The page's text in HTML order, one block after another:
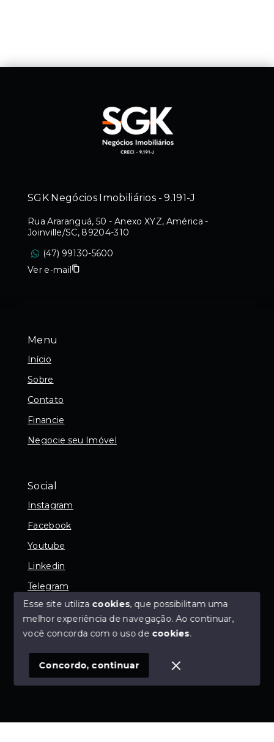
Menu
Início
Sobre
Contato
Financie
Negocie seu Imóvel
Social
Instagram
Facebook
Youtube
Linkedin
Telegram
© Copyright 2026 - SGK Negócios Imobiliários - 9.191-
SITE PARA IMOBILIARIA
SGK Negócios Imobiliários - 9.191-J
Rua Araranguá, 50 - Anexo XYZ, América -
Joinville/SC, 89204-310
(47) 99130-5600
Ver e-mail
Esse site utiliza cookies, que possibilitam uma
melhor experiência de navegação.Ao continuar,
você concorda com o uso de cookies.
Concordo, continuar